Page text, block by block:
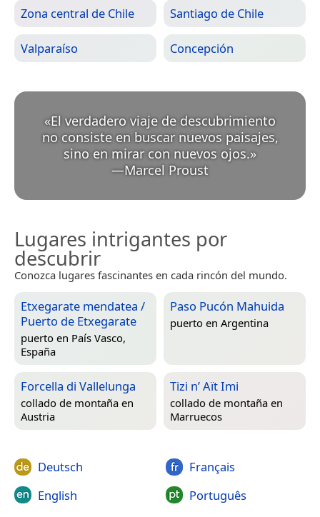
Zona central de Chile Santiago de Chile
Valparaíso Concepción
«El verdadero viaje de descubrimiento
no consiste en buscar nuevos paisajes,
sino en mirar con nuevos ojos.
—Marcel Proust
Lugares intrigantes por
descubrir
Conozca lugares fascinantes en cada rincón del mundo.
Etxegarate mendatea /
Puerto de Etxegarate
puerto en País Vasco,
España
Paso Pucón Mahuida
puerto en Argentina
Forcella di Vallelunga
collado de montaña en
Austria
Tizi n’ Aït Imi
collado de montaña en
Marruecos
Deutsch
English
Français
Português